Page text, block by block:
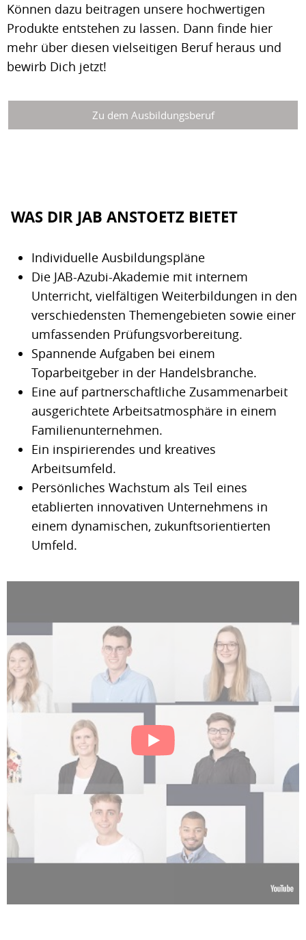
Können dazu beitragen unsere hochwertigen
Produkte entstehen zu lassen. Dann finde hier
mehr über diesen vielseitigen Beruf heraus und
bewirb Dich jetzt!
Zu dem Ausbildungsberuf
WAS DIR JAB ANSTOETZ BIETET
Individuelle Ausbildungspläne
Die JAB-Azubi-Akademie mit internem
Unterricht, vielfältigen Weiterbildungen in den
verschiedensten Themengebieten sowie einer
umfassenden Prüfungsvorbereitung.
Spannende Aufgaben bei einem
Toparbeitgeber in der Handelsbranche.
Eine auf partnerschaftliche Zusammenarbeit
ausgerichtete Arbeitsatmosphäre in einem
Familienunternehmen.
Ein inspirierendes und kreatives
Arbeitsumfeld.
Persönliches Wachstum als Teil eines
etablierten innovativen Unternehmens in
einem dynamischen, zukunftsorientierten
Umfeld.